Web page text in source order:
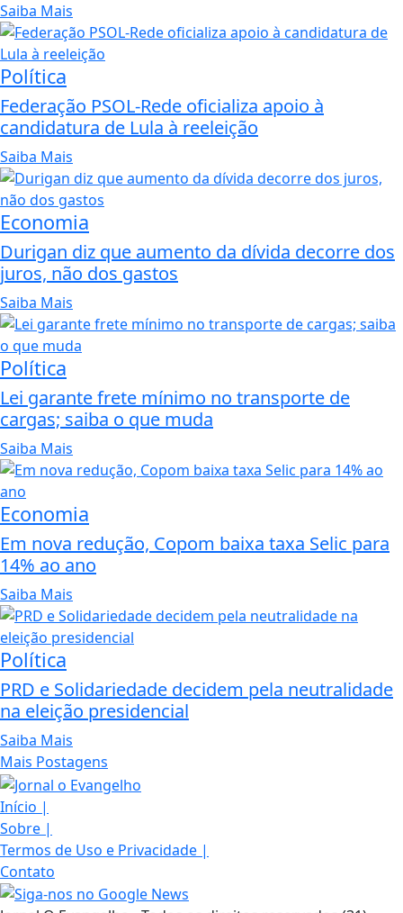
Saiba Mais
Política
Federação PSOL-Rede oficializa apoio à
candidatura de Lula à reeleição
Saiba Mais
Economia
Durigan diz que aumento da dívida decorre dos
juros, não dos gastos
Saiba Mais
Política
Lei garante frete mínimo no transporte de
cargas; saiba o que muda
Saiba Mais
Economia
Em nova redução, Copom baixa taxa Selic para
14% ao ano
Saiba Mais
Política
PRD e Solidariedade decidem pela neutralidade
na eleição presidencial
Saiba Mais
Mais Postagens
Início |
Sobre |
Termos de Uso e Privacidade |
Contato